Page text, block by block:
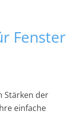
Fenster
Stärken der
einfache